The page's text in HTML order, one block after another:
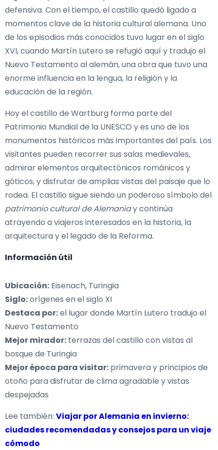
defensiva. Con el tiempo, el castillo quedó ligado a
momentos clave de la historia cultural alemana. Uno
de los episodios más conocidos tuvo lugar en el siglo
XVI, cuando Martín Lutero se refugió aquí y tradujo el
Nuevo Testamento al alemán, una obra que tuvo una
enorme influencia en la lengua, la religión y la
educación de la región.
Hoy el castillo de Wartburg forma parte del
Patrimonio Mundial de la UNESCO y es uno de los
monumentos históricos más importantes del país. Los
visitantes pueden recorrer sus salas medievales,
admirar elementos arquitectónicos románicos y
góticos, y disfrutar de amplias vistas del paisaje que lo
rodea. El castillo sigue siendo un poderoso símbolo del
patrimonio cultural de Alemaniay continúa
atrayendo a viajeros interesados en la historia, la
arquitectura y el legado de la Reforma.
Información útil
Ubicación: Eisenach, Turingia
Siglo:orígenes en el siglo XI
Destaca por:el lugar donde Martín Lutero tradujo el
Nuevo Testamento
Mejor mirador: terrazas del castillo con vistas al
bosque de Turingia
Mejor época para visitar: primavera y principios de
otoño para disfrutar de clima agradable y vistas
despejadas
Lee también: Viajar por Alemania en invierno:
ciudades recomendadas y consejos para un viaje
cómodo